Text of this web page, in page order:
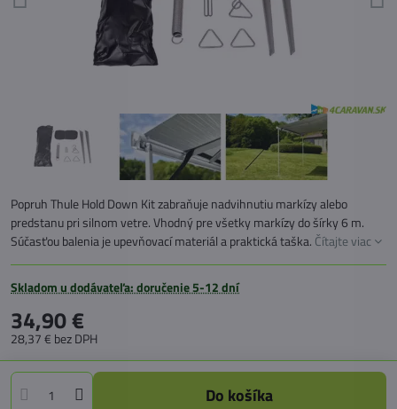
Popruh Thule Hold Down Kit zabraňuje nadvihnutiu markízy alebo
predstanu pri silnom vetre. Vhodný pre všetky markízy do šírky 6 m.
Súčasťou balenia je upevňovací materiál a praktická taška. Čítajte viac
Skladom u dodávateľa: doručenie 5-12 dní
34,90 €
28,37 € bez DPH
Do košíka